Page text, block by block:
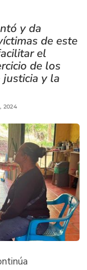
y da
de este
el
de los
justicia y la
2024